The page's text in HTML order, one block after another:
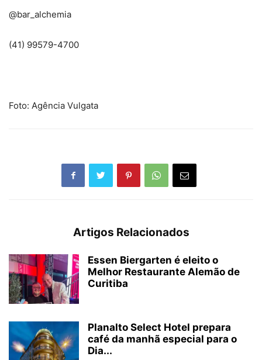
@bar_alchemia
(41) 99579-4700
Foto: Agência Vulgata
Artigos Relacionados
Essen Biergarten é eleito o
Melhor Restaurante Alemão de
Curitiba
Planalto Select Hotel prepara
café da manhã especial para o
Dia...